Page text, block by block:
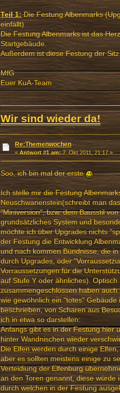
Teil 1:Die Festung Albenmarks
einfällt)
Die Festung Albenmarks ist das
Startgebäude.
Außerdem ist diese Festung der
MfG
Euer KuA-Team
Wir sind wieder da!
Re:Themenwochen
«Antwort #1 am:7. Okt 2011, 21:17 »
Soo, ich bin mal der erste
Ich stelle mir die Festung
Neuschwanenstein(schreibt man
"Miniversion", bzw. dem Bausstil
grundsätzliches System und
möchte ich über Upgrades nichts
der Festung die Entwicklung
und nach kommen Bündnisse, die
durch Upgrades, oder
Vorraussetzungen für die
auf Stufe Y oder ähnliches).
zusammengeschlossen haben
wie gewöhnlich ein "totes"
beschrieben, von Scharen aus
ich in etwa so darstellen:
Anfangs gibt es in der Festung hier
hinter Wandnischen wieder
Die Elfen werden durch einige
aber es sollten meistens einige zu
Verteidiung der Elfenburg
an den Toren genannt, diese würde
durch welchen in der Festung